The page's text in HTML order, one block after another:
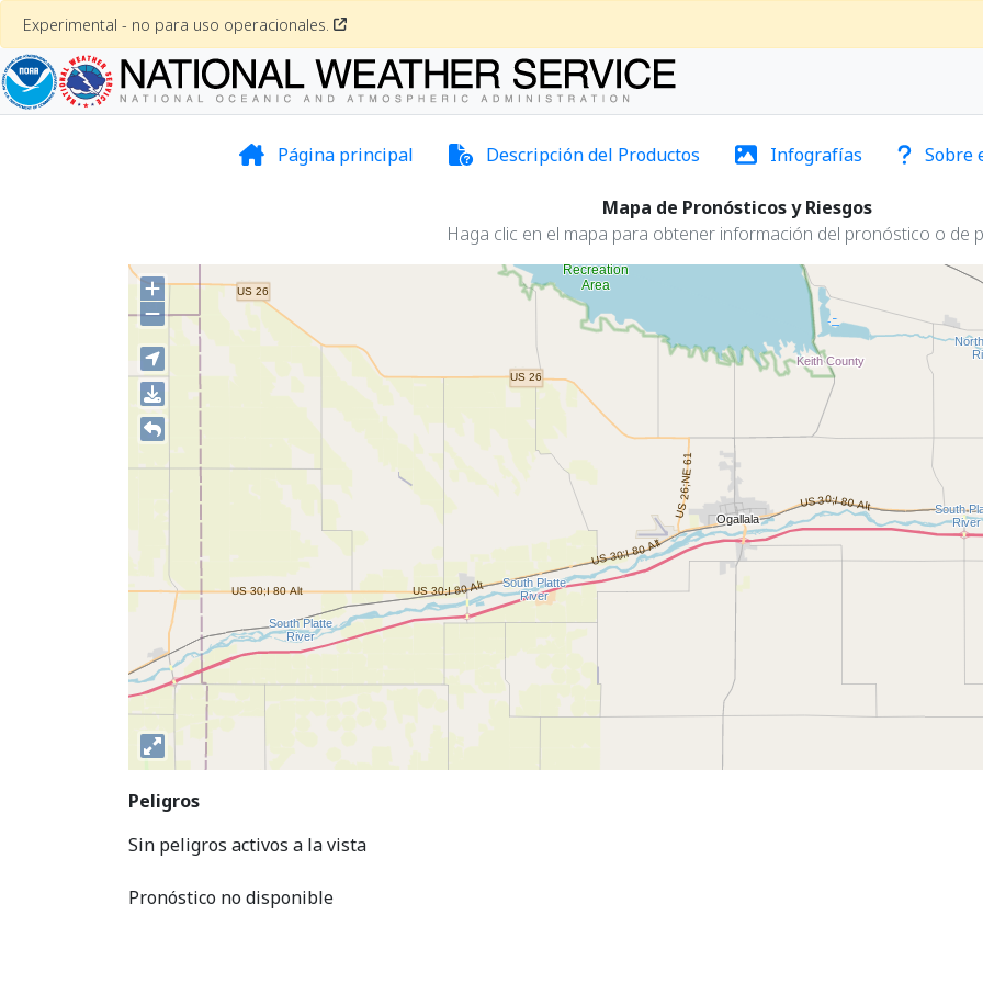
Experimental - no para uso operacionales.
Página principal Descripción del Productos Infografías Sobre
Mapa de Pronósticos y Riesgos
Haga clic en el mapa para obtener información del pronóstico o de
Peligros
Sin peligros activos a la vista
Pronóstico no disponible